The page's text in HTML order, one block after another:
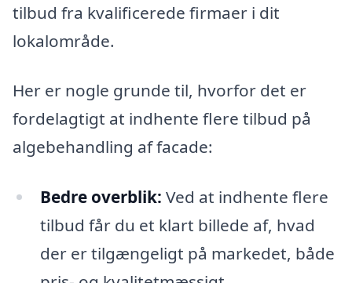
tilbud fra kvalificerede firmaer i dit
lokalområde.
Her er nogle grunde til, hvorfor det er
fordelagtigt at indhente flere tilbud på
algebehandling af facade:
Bedre overblik: Ved at indhente flere
tilbud får du et klart billede af, hvad
der er tilgængeligt på markedet, både